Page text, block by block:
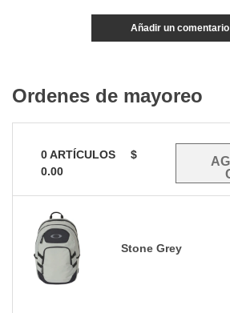
Añadir un comentario
Ordenes de mayoreo
0ARTÍCULOS
$
0.00
Stone Grey